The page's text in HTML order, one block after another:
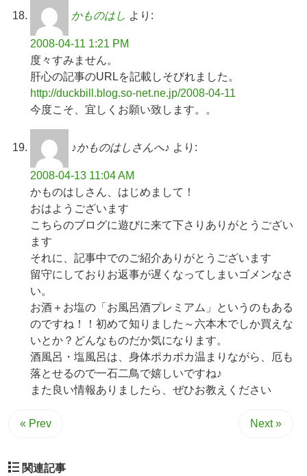
かものはし より:
2008-04-11 1:21 PM
度々すみません。
肝心の記事のURLを記載しそびれました。
http://duckbill.blog.so-net.ne.jp/2008-04-11
今度こそ、宜しくお願い致します。。
♪かものはしさんへ♪ より:
2008-04-13 11:04 AM
かものはしさん、はじめまして！
おはようございます
こちらのブログに遊びに来て下さりありがとうござい
ます
それに、記事中でのご紹介ありがとうございます
留守にしておりお返事が遅くなってしまいゴメンなさ
い。
お酒＋お塩の「お風呂酒プレミアム」というのもある
のですね！！初めて知りました～ 六本木でしか買えな
いとか？どんなものだか気になります。
酒風呂・塩風呂は、身体ポカポカ温まりながら、厄も
落とせるので一石二鳥で嬉しいですね♪
また良い情報ありましたら、ぜひお教えください
« Prev Next »
関連記事